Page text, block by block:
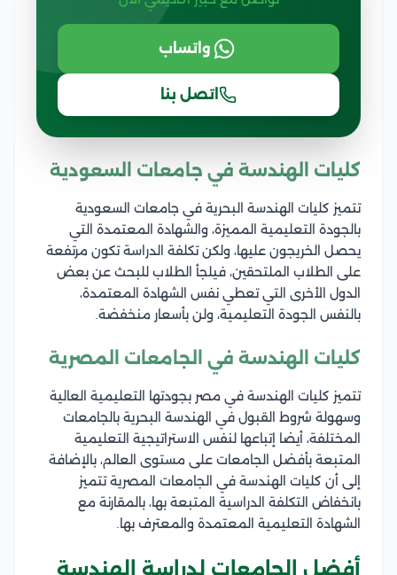
واتساب
اتصل بنا
كليات الهندسة في جامعات السعودية
تتميز كليات الهندسة البحرية في جامعات السعودية
بالجودة التعليمية المميزة، والشهادة المعتمدة التي
يحصل الخريجون عليها، ولكن تكلفة الدراسة تكون مرتفعة
على الطلاب الملتحقين، فيلجأ الطلاب للبحث عن بعض
الدول الأخرى التي تعطي نفس الشهادة المعتمدة،
بالنفس الجودة التعليمية، ولن بأسعار منخفضة.
كليات الهندسة في الجامعات المصرية
تتميز كليات الهندسة في مصر بجودتها التعليمية العالية
وسهولة شروط القبول في الهندسة البحرية بالجامعات
المختلفة، أيضا إتباعها لنفس الاستراتيجية التعليمية
المتبعة بأفضل الجامعات على مستوى العالم، بالإضافة
إلى أن كليات الهندسة في الجامعات المصرية تتميز
بانخفاض التكلفة الدراسية المتبعة بها، بالمقارنة مع
الشهادة التعليمية المعتمدة والمعترف بها.
أفضل الجامعات لدراسة الهندسة